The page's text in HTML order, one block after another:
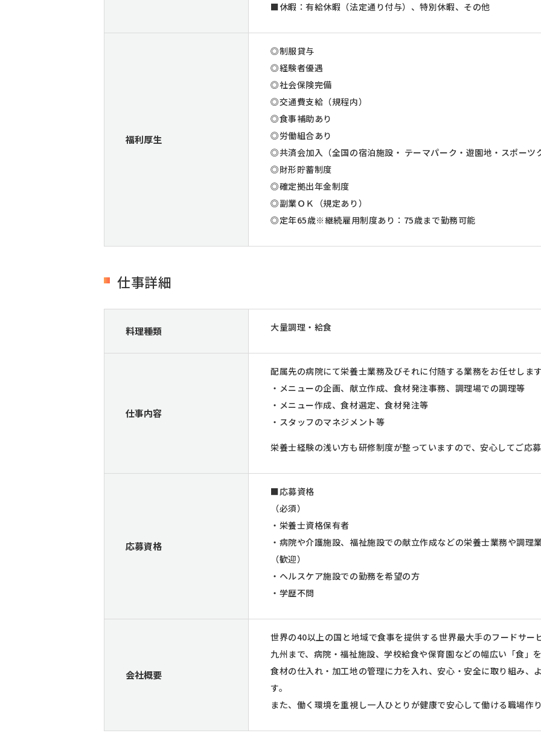
■休暇：有給休暇（法定通り付与）、特別休暇、その他
福利厚生
◎制服貸与
◎経験者優遇
◎社会保険完備
◎交通費支給（規程内）
◎食事補助あり
◎労働組合あり
◎共済会加入（全国の宿泊施設・ テーマパーク・遊園地・スポーツ
◎財形貯蓄制度
◎確定拠出年金制度
◎副業ＯＫ（規定あり）
◎定年65歳※継続雇用制度あり：75歳まで勤務可能
仕事詳細
料理種類 大量調理・給食
仕事内容
配属先の病院にて栄養士業務及びそれに付随する業務をお任せします
・メニューの企画、献立作成、食材発注事務、調理場での調理等
・メニュー作成、食材選定、食材発注等
・スタッフのマネジメント等
栄養士経験の浅い方も研修制度が整っていますので、安心してご応募
応募資格
■応募資格
（必須）
・栄養士資格保有者
・病院や介護施設、福祉施設での献立作成などの栄養士業務や調理
（歓迎）
・ヘルスケア施設での勤務を希望の方
・学歴不問
会社概要
世界の40以上の国と地域で食事を提供する世界最大手のフードサー
九州まで、病院・福祉施設、学校給食や保育園などの幅広い「食」を
食材の仕入れ・加工地の管理に力を入れ、安心・安全に取り組み、
す。
また、働く環境を重視し一人ひとりが健康で安心して働ける職場作